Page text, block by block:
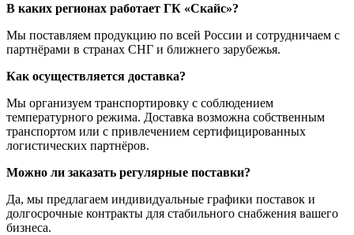
В каких регионах работает ГК «Скайс»?
Мы поставляем продукцию по всей России и сотрудничаем с
партнёрами в странах СНГ и ближнего зарубежья.
Как осуществляется доставка?
Мы организуем транспортировку с соблюдением
температурного режима. Доставка возможна собственным
транспортом или с привлечением сертифицированных
логистических партнёров.
Можно ли заказать регулярные поставки?
Да, мы предлагаем индивидуальные графики поставок и
долгосрочные контракты для стабильного снабжения вашего
бизнеса.